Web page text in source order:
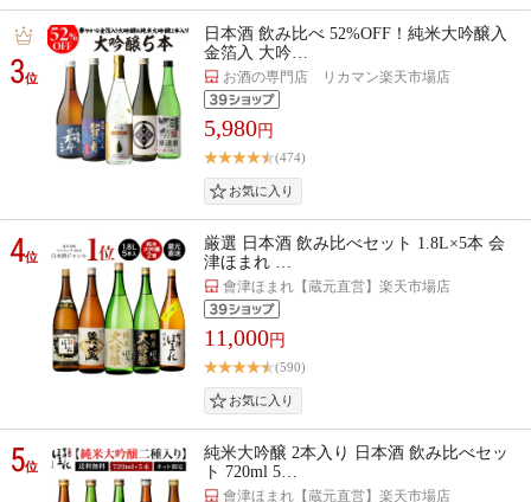
3位
日本酒 飲み比べ 52%OFF！純米大吟醸入
金箔入 大吟…
お酒の専門店 リカマン楽天市場店
5,980円
(474)
4位
厳選 日本酒 飲み比べセット 1.8L×5本 会
津ほまれ …
會津ほまれ【蔵元直営】楽天市場店
11,000円
(590)
5位
純米大吟醸 2本入り 日本酒 飲み比べセッ
ト 720ml 5…
會津ほまれ【蔵元直営】楽天市場店